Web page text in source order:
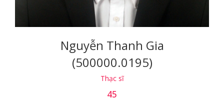
Nguyễn Thanh Gia
(500000.0195)
Thạc sĩ
45